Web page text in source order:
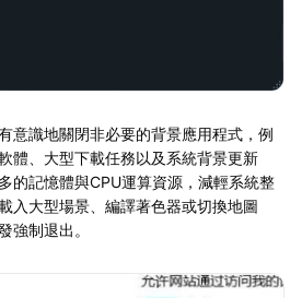
意識地關閉非必要的背景應用程式，例
體、大型下載任務以及系統背景更新
的記憶體與CPU運算資源，減輕系統整
入大型場景、編譯著色器或切換地圖
強制退出。